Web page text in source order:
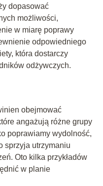
dopasować
możliwości,
w miarę poprawy
odpowiedniego
która dostarczy
odżywczych.
obejmować
angażują różne grupy
poprawiamy wydolność,
sprzyja utrzymaniu
Oto kilka przykładów
w planie